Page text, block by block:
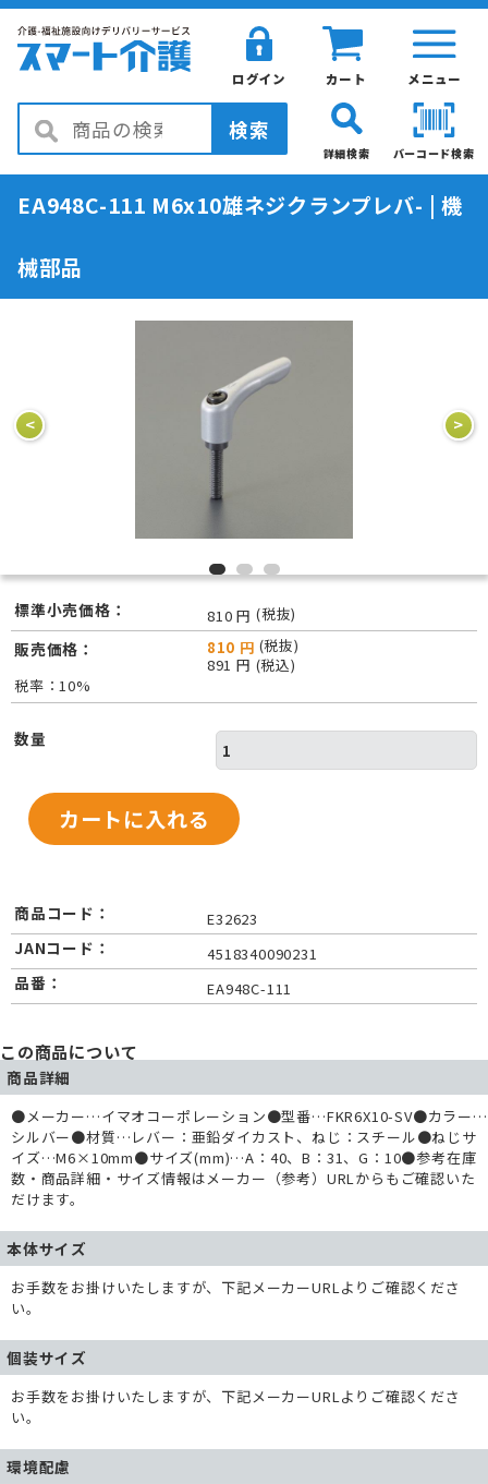
メニュー
カート
ログイン
検索
バーコード検索
詳細検索
EA948C-111 M6x10雄ネジクランプレバ- | 機
械部品
< >
標準小売価格： 810 円 (税抜)
販売価格： 810 円 (税抜)
891 円 (税込)
税率：10%
数量
商品コード： E32623
JANコード： 4518340090231
品番： EA948C-111
この商品について
商品詳細
●メーカー…イマオコーポレーション●型番…FKR6X10-SV●カラー…
シルバー●材質…レバー：亜鉛ダイカスト、ねじ：スチール●ねじサ
イズ…M6×10mm●サイズ(mm)…A：40、B：31、G：10●参考在庫
数・商品詳細・サイズ情報はメーカー（参考）URLからもご確認いた
だけます。
本体サイズ
お手数をお掛けいたしますが、下記メーカーURLよりご確認くださ
い。
個装サイズ
お手数をお掛けいたしますが、下記メーカーURLよりご確認くださ
い。
環境配慮